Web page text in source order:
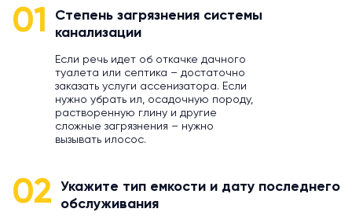
01
Степень загрязнения системы
канализации
Если речь идет об откачке дачного
туалета или септика – достаточно
заказать услуги ассенизатора. Если
нужно убрать ил, осадочную породу,
растворенную глину и другие
сложные загрязнения – нужно
вызывать илосос.
02
Укажите тип емкости и дату последнего
обслуживания